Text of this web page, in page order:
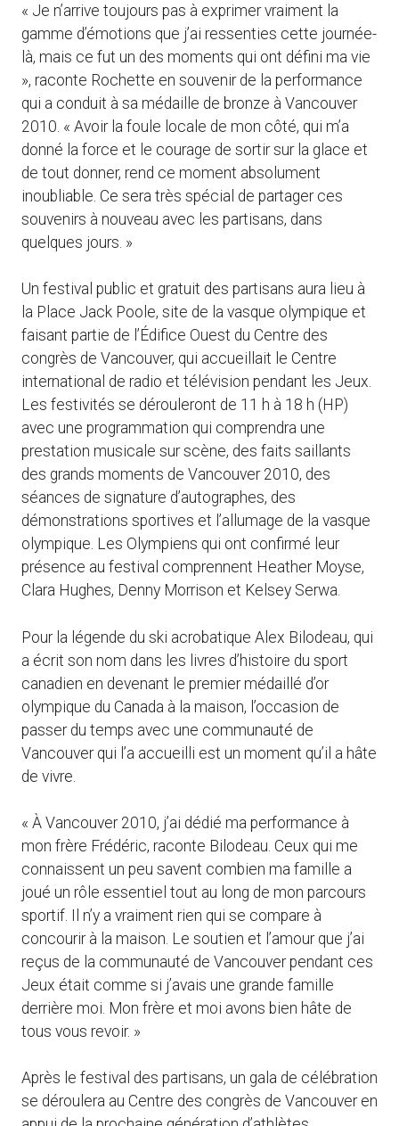
« Je n’arrive toujours pas à exprimer vraiment la
gamme d’émotions que j’ai ressenties cette journée-
là, mais ce fut un des moments qui ont défini ma vie
», raconte Rochette en souvenir de la performance
qui a conduit à sa médaille de bronze à Vancouver
2010. « Avoir la foule locale de mon côté, qui m’a
donné la force et le courage de sortir sur la glace et
de tout donner, rend ce moment absolument
inoubliable. Ce sera très spécial de partager ces
souvenirs à nouveau avec les partisans, dans
quelques jours. »
Un festival public et gratuit des partisans aura lieu à
la Place Jack Poole, site de la vasque olympique et
faisant partie de l’Édifice Ouest du Centre des
congrès de Vancouver, qui accueillait le Centre
international de radio et télévision pendant les Jeux.
Les festivités se dérouleront de 11 h à 18 h (HP)
avec une programmation qui comprendra une
prestation musicale sur scène, des faits saillants
des grands moments de Vancouver 2010, des
séances de signature d’autographes, des
démonstrations sportives et l’allumage de la vasque
olympique. Les Olympiens qui ont confirmé leur
présence au festival comprennent Heather Moyse,
Clara Hughes, Denny Morrison et Kelsey Serwa.
Pour la légende du ski acrobatique Alex Bilodeau, qui
a écrit son nom dans les livres d’histoire du sport
canadien en devenant le premier médaillé d’or
olympique du Canada à la maison, l’occasion de
passer du temps avec une communauté de
Vancouver qui l’a accueilli est un moment qu’il a hâte
de vivre.
« À Vancouver 2010, j’ai dédié ma performance à
mon frère Frédéric, raconte Bilodeau. Ceux qui me
connaissent un peu savent combien ma famille a
joué un rôle essentiel tout au long de mon parcours
sportif. Il n’y a vraiment rien qui se compare à
concourir à la maison. Le soutien et l’amour que j’ai
reçus de la communauté de Vancouver pendant ces
Jeux était comme si j’avais une grande famille
derrière moi. Mon frère et moi avons bien hâte de
tous vous revoir. »
Après le festival des partisans, un gala de célébration
se déroulera au Centre des congrès de Vancouver en